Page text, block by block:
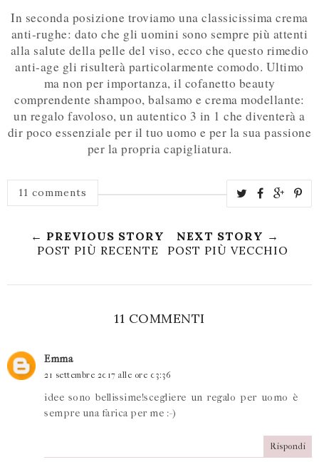
In seconda posizione troviamo una classicissima crema
anti-rughe: dato che gli uomini sono sempre più attenti
alla salute della pelle del viso, ecco che questo rimedio
anti-age gli risulterà particolarmente comodo. Ultimo
ma non per importanza, il cofanetto beauty
comprendente shampoo, balsamo e crema modellante:
un regalo favoloso, un autentico 3 in 1 che diventerà a
dir poco essenziale per il tuo uomo e per la sua passione
per la propria capigliatura.
11 comments
← PREVIOUS STORY
POST PIÙ RECENTE
NEXT STORY →
POST PIÙ VECCHIO
11 COMMENTI
Emma
21 settembre 2017 alle ore 03:36
idee sono bellissime!scegliere un regalo per uomo è
sempre una farica per me :-)
Rispondi